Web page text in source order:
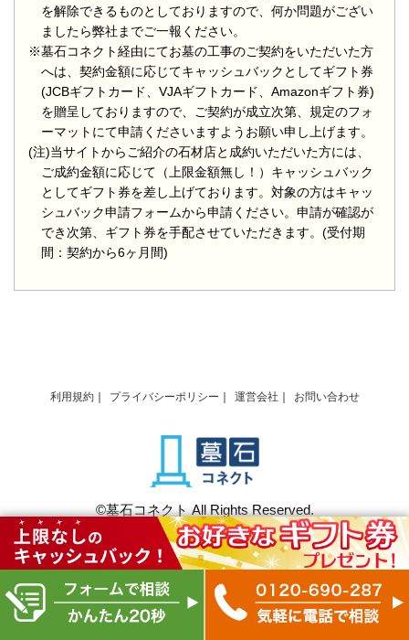
を解除できるものとしておりますので、何か問題がござい
ましたら弊社までご一報ください。
※墓石コネクト経由にてお墓の工事のご契約をいただいた方
へは、契約金額に応じてキャッシュバックとしてギフト券
(JCBギフトカード、VJAギフトカード、Amazonギフト券)
を贈呈しておりますので、ご契約が成立次第、規定のフォ
ーマットにて申請くださいますようお願い申し上げます。
(注)当サイトからご紹介の石材店と成約いただいた方には、
ご成約金額に応じて（上限金額無し！）キャッシュバック
としてギフト券を差し上げております。対象の方はキャッ
シュバック申請フォームから申請ください。申請が確認が
でき次第、ギフト券を手配させていただきます。(受付期
間：契約から6ヶ月間)
利用規約 プライバシーポリシー 運営会社 お問い合わせ
©墓石コネクト All Rights Reserved.